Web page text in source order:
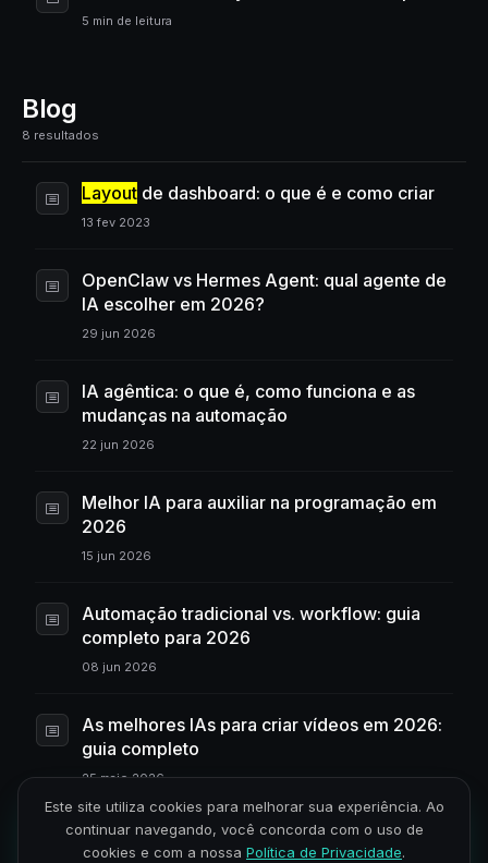
5 min de leitura
Blog
8 resultados
Layout de dashboard: o que é e como criar
13 fev 2023
OpenClaw vs Hermes Agent: qual agente de
IA escolher em 2026?
29 jun 2026
IA agêntica: o que é, como funciona e as
mudanças na automação
22 jun 2026
Melhor IA para auxiliar na programação em
2026
15 jun 2026
Automação tradicional vs. workflow: guia
completo para 2026
08 jun 2026
As melhores IAs para criar vídeos em 2026:
guia completo
25 maio 2026
IA para criar sites: as 6 melhores
Este site utiliza cookies para melhorar sua experiência. Ao
continuar navegando, você concorda com o uso de
cookies e com a nossa Política de Privacidade.